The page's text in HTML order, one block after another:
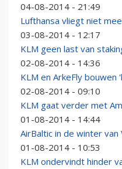
04-08-2014 - 21:49
Lufthansa vliegt niet
03-08-2014 - 12:17
KLM geen last van
02-08-2014 - 14:36
KLM en ArkeFly bouwen
02-08-2014 - 09:10
KLM gaat verder met
01-08-2014 - 14:44
AirBaltic in de winter van
01-08-2014 - 10:53
KLM ondervindt hinder